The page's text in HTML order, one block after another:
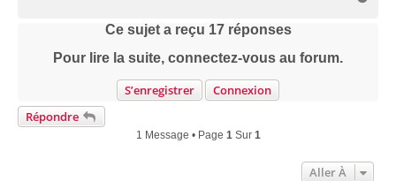
Ce sujet a reçu 17réponses
Pour lire la suite, connectez-vous au forum.
S’enregistrer
Connexion
Répondre
1 Message • Page 1 Sur 1
Aller À